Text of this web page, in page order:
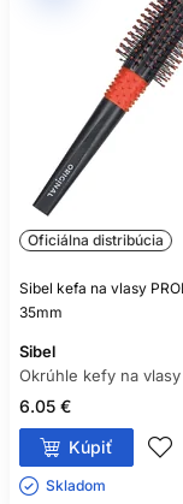
Oficiálna distribúcia
Sibel kefa na vlasy
35mm
Sibel
Okrúhle kefy na vlasy
6.05 €
Kúpiť
Skladom ㅤ